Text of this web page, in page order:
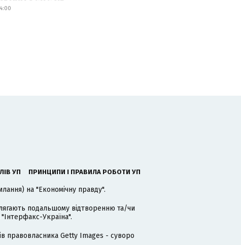
УП ПРИНЦИПИ І ПРАВИЛА РОБОТИ УП
на "Економічну правду".
подальшому відтворенню та/чи
Україна".
правовласника Getty Images - суворо